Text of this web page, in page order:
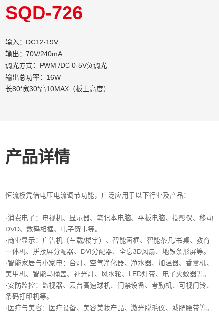
SQD-726
输入：DC12-19V
输出：70V/240mA
调光方式：PWM /DC 0-5V负调光
输出总功率：16W
长80*宽30*高10MAX（板上高度）
产品详情
恒流板凭借电压电流调节功能，广泛应用于以下行业及产品：
·消费电子‌：电视机、显示器、笔记本电脑、平板电脑、投影仪、移动
DVD、数码相框、电子贺卡等。
·商业显示‌：广告机（车载/楼宇）、智能画框、智能茶几/书桌、教育
一体机、拼接屏分配器、DVI分配器、全息3D风扇、地铁条形屏等。
·智能家居与小家电‌：台灯、空气净化器、净水器、加温器、香薰机、
美甲机、智能马桶盖、补光灯、风水轮、LED灯带、电子灭蚊器等。
‌·安防监控‌：监视器、云台高速球机、门禁设备、考勤机、可视门铃、
条码打印机等。
·医疗与美容‌：医疗设备、美容美妆产品、激光脱毛仪、减肥腰带等。